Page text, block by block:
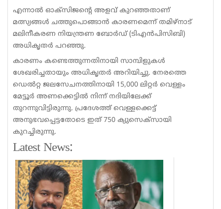
എന്നാൽ ഓക്‌സിജന്റെ അളവ് കുറഞ്ഞതാണ്
മത്സ്യങ്ങൾ ചത്തുപൊങ്ങാൻ കാരണമെന്ന് തമിഴ്‌നാട്
മലിനീകരണ നിയന്ത്രണ ബോർഡ് (ടിഎൻപിസിബി)
അധികൃതർ പറഞ്ഞു.
കാരണം കണ്ടെത്തുന്നതിനായി സാമ്പിളുകൾ
ശേഖരിച്ചതായും അധികൃതർ അറിയിച്ചു. നേരത്തെ
ഡെൽറ്റ ജലസേചനത്തിനായി 15,000 ലിറ്റർ വെള്ളം
മേട്ടൂർ അണക്കെട്ടിൽ നിന്ന് നദിയിലേക്ക്
തുറന്നുവിട്ടിരുന്നു. പ്രദേശത്ത് വെള്ളക്കെട്ട്
അനുഭവപ്പെട്ടതോടെ ഇത് 750 ക്യുസെക്‌സായി
കുറച്ചിരുന്നു.
Latest News: